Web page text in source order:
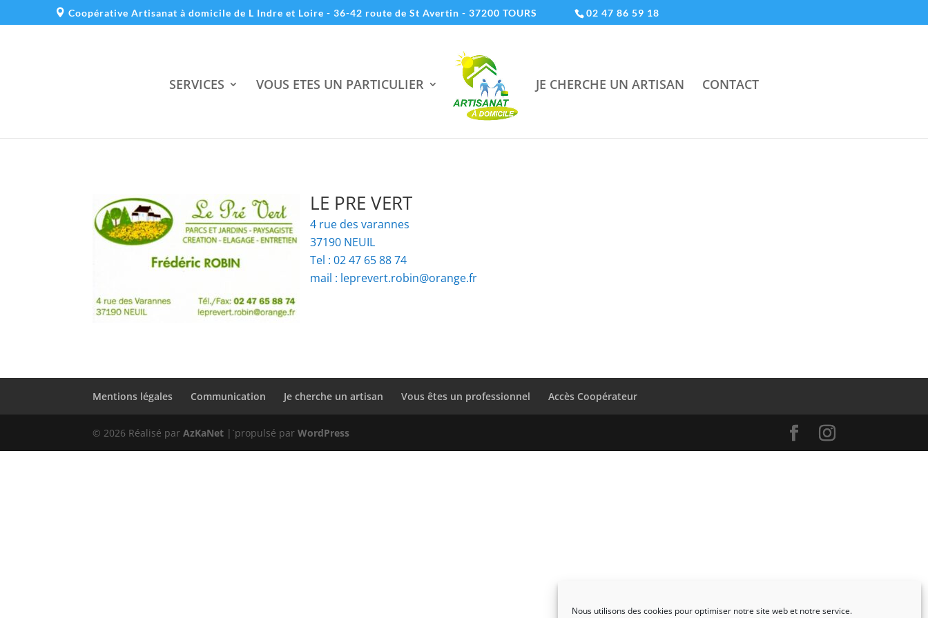
Nous utilisons des cookies pour optimiser notre site web et notre service.
Coopérative Artisanat à domicile de L Indre et Loire - 36-42 route de St Avertin - 37200 TOURS 02 47 86 59 18
SERVICES VOUS ETES UN PARTICULIER JE CHERCHE UN ARTISAN CONTACT
LE PRE VERT
4 rue des varannes
37190 NEUIL
Tel : 02 47 65 88 74
mail : leprevert.robin@orange.fr
Mentions légales Communication Je cherche un artisan Vous êtes un professionnel Accès Coopérateur
© 2026 Réalisé parAzKaNet |`propulsé parWordPress